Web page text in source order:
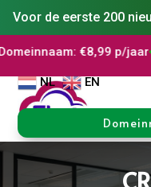
Voor de eerste 200
p/jaar100% risicovrij
NL EN